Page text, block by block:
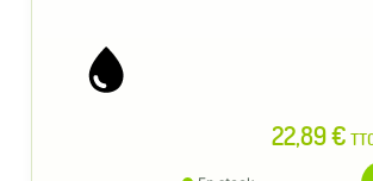
22,89 €